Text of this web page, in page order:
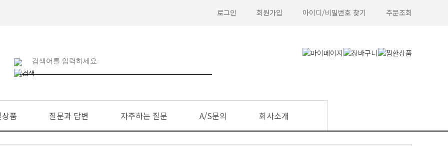
로그인 회원가입 아이디/비밀번호 찾기 주문조회
품 질문과 답변 자주하는 질문 A/S문의 회사소개